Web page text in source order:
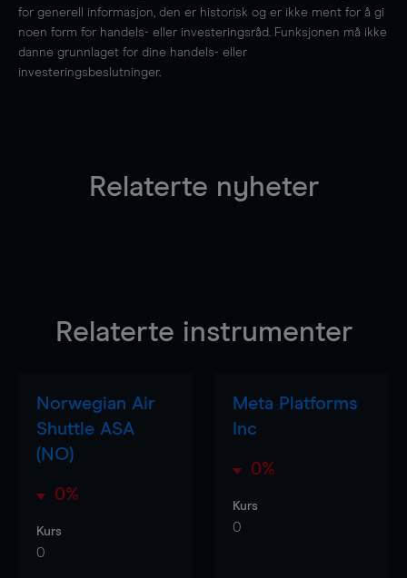
for generell informasjon, den er historisk og er ikke ment for å gi
noen form for handels- eller investeringsråd. Funksjonen må ikke
danne grunnlaget for dine handels- eller
investeringsbeslutninger.
Relaterte nyheter
Relaterte instrumenter
Norwegian Air
Shuttle ASA
(NO)
0%
Kurs
0
Meta Platforms
Inc
0%
Kurs
0